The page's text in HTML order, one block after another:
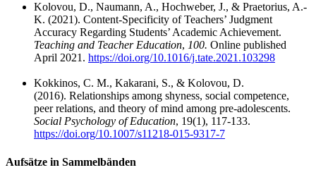
Kolovou, D., Naumann, A., Hochweber, J., & Praetorius, A.-
K. (2021). Content-Specificity of Teachers’ Judgment
Accuracy Regarding Students’ Academic Achievement.
Teaching and Teacher Education, 100. Online published
April 2021. https://doi.org/10.1016/j.tate.2021.103298
Kokkinos, C. M., Kakarani, S., & Kolovou, D.
(2016). Relationships among shyness, social competence,
peer relations, and theory of mind among pre-adolescents.
Social Psychology of Education, 19(1), 117-133.
https://doi.org/10.1007/s11218-015-9317-7
Aufsätze in Sammelbänden